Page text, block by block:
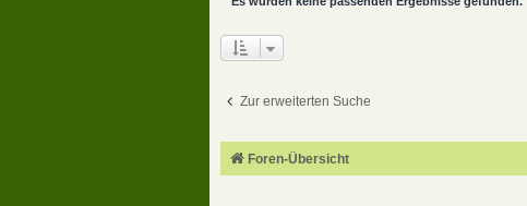
Zur erweiterten Suche
Foren-Übersicht